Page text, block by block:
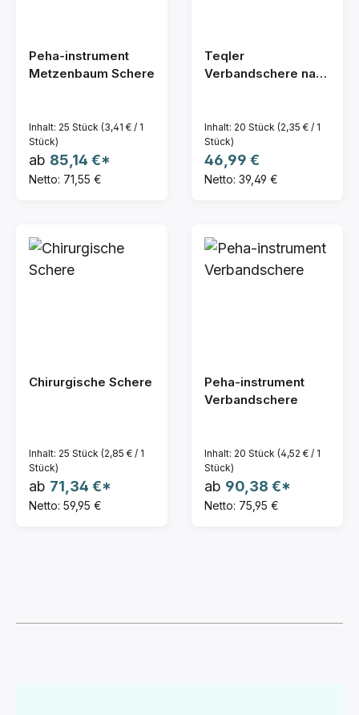
Peha-instrument
Metzenbaum Schere
Inhalt: 25 Stück (3,41 € / 1
Stück)
ab 85,14 €*
Netto: 71,55 €
Teqler
Verbandschere nach
Inhalt: 20 Stück (2,35 € / 1
Stück)
Regulärer Preis:
46,99 €
Netto: 39,49 €
Chirurgische Schere
Inhalt: 25 Stück (2,85 € / 1
Stück)
ab 71,34 €*
Netto: 59,95 €
Peha-instrument
Verbandschere
Inhalt: 20 Stück (4,52 € / 1
Stück)
ab 90,38 €*
Netto: 75,95 €